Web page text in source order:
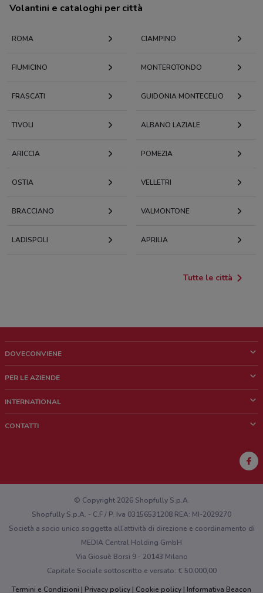
Volantini e cataloghi per città
ROMA CIAMPINO
FIUMICINO MONTEROTONDO
FRASCATI GUIDONIA MONTECELIO
TIVOLI ALBANO LAZIALE
ARICCIA POMEZIA
OSTIA VELLETRI
BRACCIANO VALMONTONE
LADISPOLI APRILIA
Tutte le città
DOVECONVIENE
Chi siamo
Lavora con noi
PER LE AZIENDE
Richieste commerciali e marketing
INTERNATIONAL
CONTATTI
Hai un malfunzionamento sul web o sull'app?
© Copyright 2026 Shopfully S.p.A.
Shopfully S.p.A. - C.F / P. Iva 03156531208 REA: MI-2029270
Società a socio unico soggetta all’attività di direzione e coordinamento di
MEDIA Central Holding GmbH
Via Giosuè Borsi 9 - 20143 Milano
Capitale Sociale sottoscritto e versato: € 50.000,00
Termini e Condizioni
Privacy policy Cookie policy Informativa Beacon